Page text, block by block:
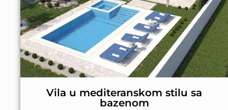
Vila u mediteranskom stilu sa
bazenom